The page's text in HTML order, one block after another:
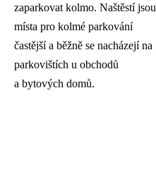
zaparkovat kolmo. Naštěstí jsou
místa pro kolmé parkování
častější a běžně se nacházejí na
parkovištích u obchodů
a bytových domů.